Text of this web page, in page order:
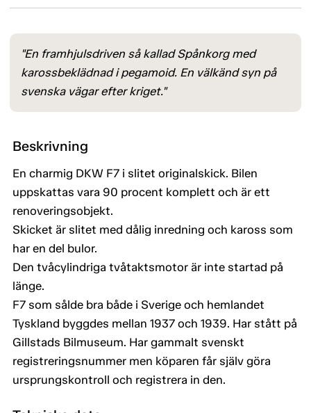
"En framhjulsdriven så kallad Spånkorg med
karossbeklädnad i pegamoid. En välkänd syn på
svenska vägar efter kriget."
Beskrivning
En charmig DKW F7 i slitet originalskick. Bilen
uppskattas vara 90 procent komplett och är ett
renoveringsobjekt.
Skicket är slitet med dålig inredning och kaross som
har en del bulor.
Den tvåcylindriga tvåtaktsmotor är inte startad på
länge.
F7 som sålde bra både i Sverige och hemlandet
Tyskland byggdes mellan 1937 och 1939. Har stått på
Gillstads Bilmuseum. Har gammalt svenskt
registreringsnummer men köparen får själv göra
ursprungskontroll och registrera in den.